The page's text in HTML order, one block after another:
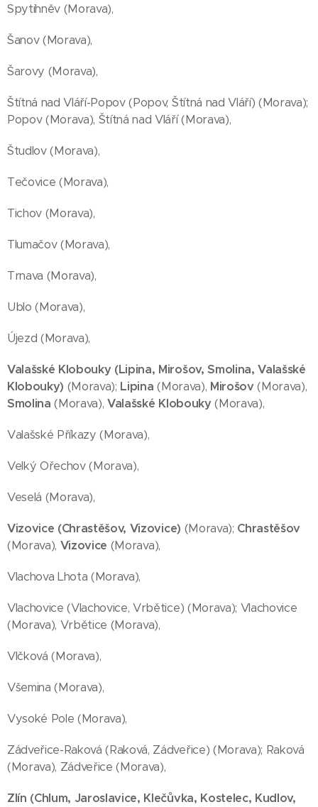
Spytihněv (Morava),
Šanov (Morava),
Šarovy (Morava),
Štítná nad Vláří-Popov (Popov, Štítná nad Vláří) (Morava);
Popov (Morava), Štítná nad Vláří (Morava),
Študlov (Morava),
Tečovice (Morava),
Tichov (Morava),
Tlumačov (Morava),
Trnava (Morava),
Ublo (Morava),
Újezd (Morava),
Valašské Klobouky (Lipina, Mirošov, Smolina, Valašské
Klobouky) (Morava); Lipina (Morava), Mirošov(Morava),
Smolina (Morava),Valašské Klobouky (Morava),
Valašské Příkazy (Morava),
Velký Ořechov (Morava),
Veselá (Morava),
Vizovice (Chrastěšov, Vizovice) (Morava); Chrastěšov
(Morava), Vizovice (Morava),
Vlachova Lhota (Morava),
Vlachovice (Vlachovice, Vrbětice) (Morava); Vlachovice
(Morava), Vrbětice (Morava),
Vlčková (Morava),
Všemina (Morava),
Vysoké Pole (Morava),
Zádveřice-Raková (Raková, Zádveřice) (Morava); Raková
(Morava), Zádveřice (Morava),
Zlín (Chlum, Jaroslavice, Klečůvka, Kostelec, Kudlov,